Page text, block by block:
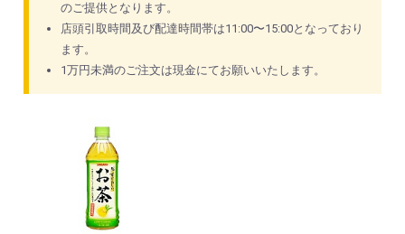
のご提供となります。
店頭引取時間及び配達時間帯は11:00〜15:00となっており
ます。
1万円未満のご注文は現金にてお願いいたします。